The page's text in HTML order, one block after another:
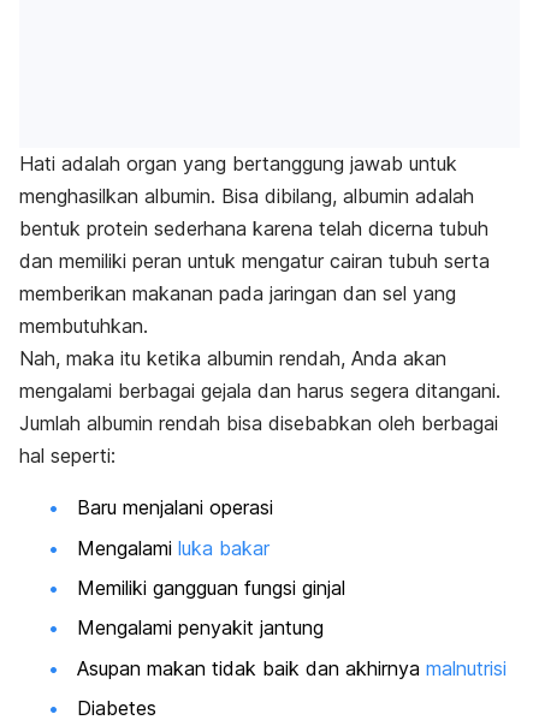
Hati adalah organ yang bertanggung jawab untuk
menghasilkan albumin. Bisa dibilang, albumin adalah
bentuk protein sederhana karena telah dicerna tubuh
dan memiliki peran untuk mengatur cairan tubuh serta
memberikan makanan pada jaringan dan sel yang
membutuhkan.
Nah, maka itu ketika albumin rendah, Anda akan
mengalami berbagai gejala dan harus segera ditangani.
Jumlah albumin rendah bisa disebabkan oleh berbagai
hal seperti:
Baru menjalani operasi
Mengalami luka bakar
Memiliki gangguan fungsi ginjal
Mengalami penyakit jantung
Asupan makan tidak baik dan akhirnya malnutrisi
Diabetes